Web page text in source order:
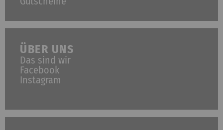
ÜBER UNS
Das sind wir
Facebook
Instagram